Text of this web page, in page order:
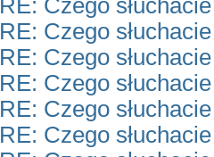
RE: Czego
RE: Czego
RE: Czego
RE: Czego
RE: Czego
RE: Czego